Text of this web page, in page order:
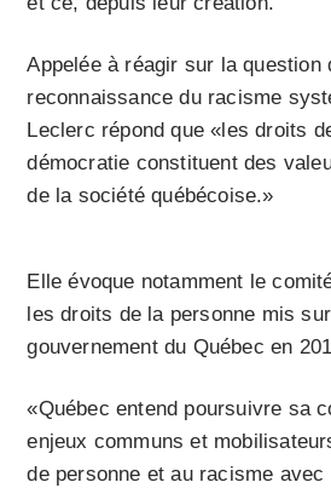
Appelée à réagir sur la question
reconnaissance du racisme
Leclerc répond que «les droits
démocratie constituent des
de la société québécoise.»
Elle évoque notamment le
les droits de la personne mis
gouvernement du Québec en
«Québec entend poursuivre sa
enjeux communs et
de personne et au racisme avec